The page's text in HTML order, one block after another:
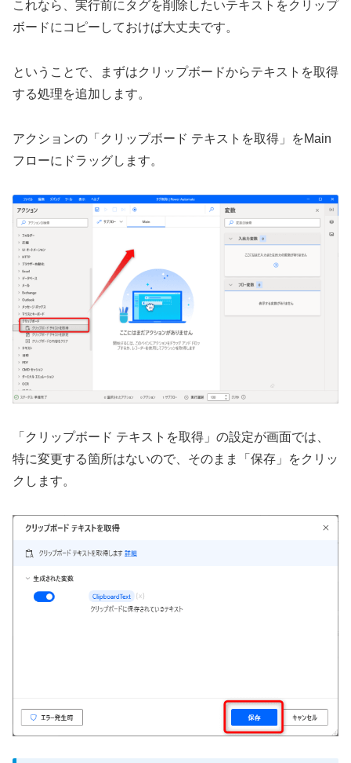
これなら、実行前にタグを削除したいテキストをクリップ
ボードにコピーしておけば大丈夫です。
ということで、まずはクリップボードからテキストを取得
する処理を追加します。
アクションの「クリップボード テキストを取得」をMain
フローにドラッグします。
「クリップボード テキストを取得」の設定が画面では、
特に変更する箇所はないので、そのまま「保存」をクリッ
クします。